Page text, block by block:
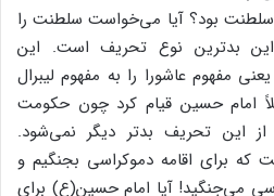
سلطنت بود؟ آیا می‌خواست سلطنت را
بدترین نوع تحریف است. این
مفهوم عاشورا را به مفهوم لیبرال
امام حسین قیام کرد چون حکومت
این تحریف بدتر دیگر نمی‌شود.
که برای اقامه دموکراسی بجنگیم و
می‌جنگید! آیا امام حسین(ع) برای